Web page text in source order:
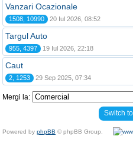
Vanzari Ocazionale
1508, 10990 20 Iul 2026, 08:52
Targul Auto
955, 4397 19 Iul 2026, 22:18
Caut
2, 1253 29 Sep 2025, 07:34
Mergi la:
Switch
Powered by phpBB © phpBB Group.